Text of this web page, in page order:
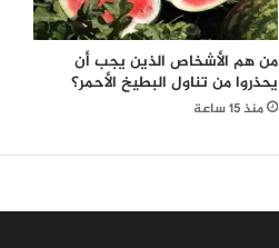
من هم الأشخاص الذين يجب أن
يحذروا من تناول البطيخ الأحمر؟
منذ 15 ساعة